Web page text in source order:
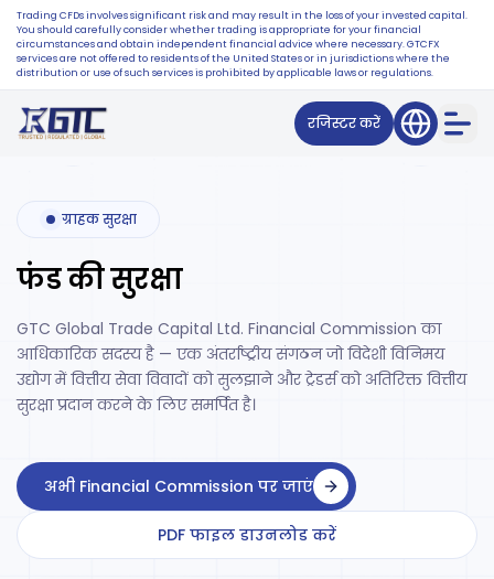
Trading CFDs involves significant risk and may result in the loss of your invested capital.
You should carefully consider whether trading is appropriate for your financial
circumstances and obtain independent financial advice where necessary. GTCFX
services are not offered to residents of the United States or in jurisdictions where the
distribution or use of such services is prohibited by applicable laws or regulations.
रजिस्टर करें
ग्राहक सुरक्षा
फंड की सुरक्षा
GTC Global Trade Capital Ltd. Financial Commission का
आधिकारिक सदस्य है — एक अंतर्राष्ट्रीय संगठन जो विदेशी विनिमय
उद्योग में वित्तीय सेवा विवादों को सुलझाने और ट्रेडर्स को अतिरिक्त वित्तीय
सुरक्षा प्रदान करने के लिए समर्पित है।
अभी Financial Commission पर जाएं
PDF फाइल डाउनलोड करें